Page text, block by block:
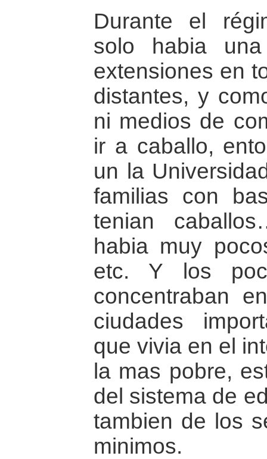
Durante el
solo habia
extensiones en
distantes, y
ni medios de
ir a caballo,
un la
familias con
tenian
habia muy
etc. Y los
concentraban
ciudades
que vivia en el
la mas pobre,
del sistema de
tambien de los
minimos.